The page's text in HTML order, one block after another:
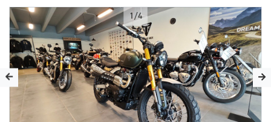
1/4